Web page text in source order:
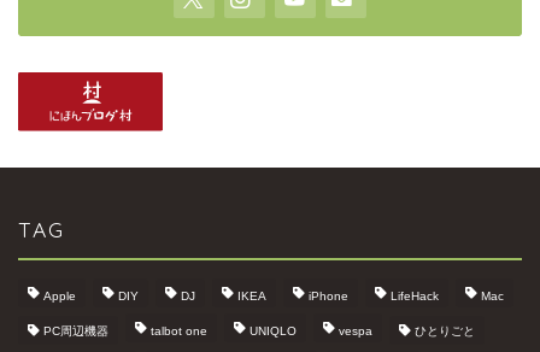
TAG
Apple DIY DJ IKEA iPhone LifeHack Mac
PC周辺機器 talbot one UNIQLO vespa ひとりごと